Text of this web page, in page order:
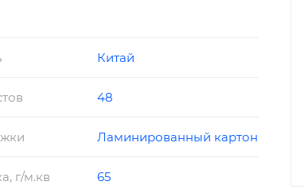
Китай
48
Ламинированный картон
г/м.кв 65